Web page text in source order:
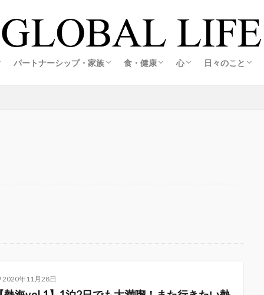
創り方
の創り方
旅する暮らし
テル
メ＆観光
生活
グルメ＆観光
＆観光
＆観光
する海外起業家夫婦レポ
する海外起業家夫婦レポ
パートナーシップ・家族
恋愛・婚活
結婚・夫婦
妊娠・出産
海外起業家夫婦の出会いと結婚ストーリー
江藤誠哉(彼)コラム
食・健康
こころキッチン
料理・おうちごはん
オーガニック&エコライフ
心
心の整え方
日々のこと
日々の記録
私の想い
2020年11月28日